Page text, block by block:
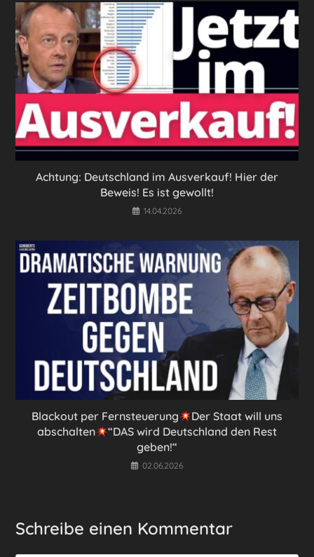
Achtung: Deutschland im Ausverkauf! Hier der
Beweis! Es ist gewollt!
14.04.2026
Blackout per Fernsteuerung
Der Staat will uns
abschalten
“DAS wird Deutschland den Rest
geben!“
02.06.2026
Schreibe einen Kommentar